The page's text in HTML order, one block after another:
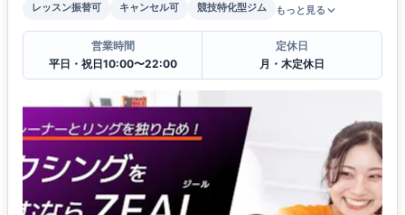
レッスン振替可
キャンセル可 競技特化型ジム もっと見る
営業時間
平日・祝日10:00〜22:00
定休日
月・木定休日